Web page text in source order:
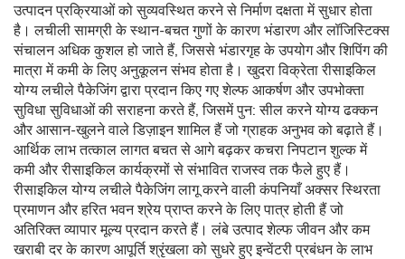
उत्पादन प्रक्रियाओं को सुव्यवस्थित करने से निर्माण दक्षता में सुधार होता
है। लचीली सामग्री के स्थान-बचत गुणों के कारण भंडारण और लॉजिस्टिक्स
संचालन अधिक कुशल हो जाते हैं, जिससे भंडारगृह के उपयोग और शिपिंग की
मात्रा में कमी के लिए अनुकूलन संभव होता है। खुदरा विक्रेता रीसाइकिल
योग्य लचीले पैकेजिंग द्वारा प्रदान किए गए शेल्फ आकर्षण और उपभोक्ता
सुविधा सुविधाओं की सराहना करते हैं, जिसमें पुन: सील करने योग्य ढक्कन
और आसान-खुलने वाले डिज़ाइन शामिल हैं जो ग्राहक अनुभव को बढ़ाते हैं।
आर्थिक लाभ तत्काल लागत बचत से आगे बढ़कर कचरा निपटान शुल्क में
कमी और रीसाइकिल कार्यक्रमों से संभावित राजस्व तक फैले हुए हैं।
रीसाइकिल योग्य लचीले पैकेजिंग लागू करने वाली कंपनियाँ अक्सर स्थिरता
प्रमाणन और हरित भवन श्रेय प्राप्त करने के लिए पात्र होती हैं जो
अतिरिक्त व्यापार मूल्य प्रदान करते हैं। लंबे उत्पाद शेल्फ जीवन और कम
खराबी दर के कारण आपूर्ति श्रृंखला को सुधरे हुए इन्वेंटरी प्रबंधन के लाभ